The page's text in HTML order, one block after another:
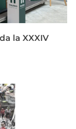
la XXXIV